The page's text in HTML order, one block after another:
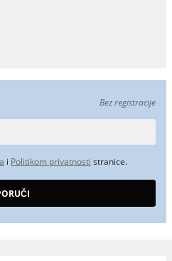
Bez registracije
i Politikom privatnosti stranice.